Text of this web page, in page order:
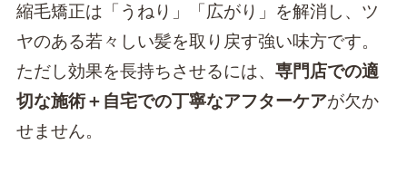
縮毛矯正は「うねり」「広がり」を解消し、ツ
ヤのある若々しい髪を取り戻す強い味方です。
ただし効果を長持ちさせるには、 専門店での適
切な施術＋自宅での丁寧なアフターケアが欠か
せません。